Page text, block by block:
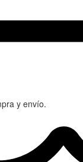
y envío.